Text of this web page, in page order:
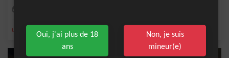
tequila armagnac , jus de corossol
Oui, j'ai plus de 18
ans
Non, je suis
mineur(e)